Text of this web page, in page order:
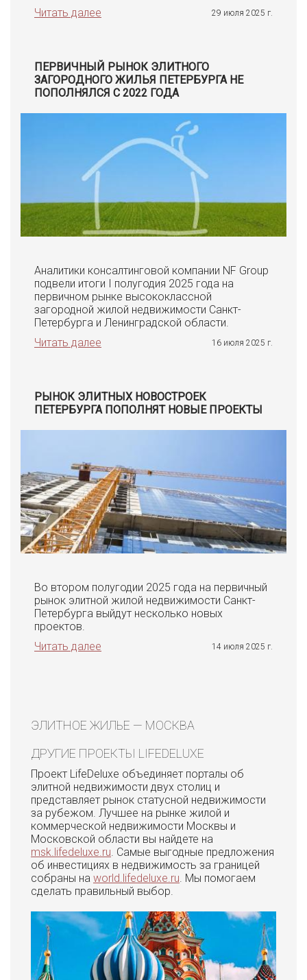
Читать далее
29 июля 2025 г.
ПЕРВИЧНЫЙ РЫНОК ЭЛИТНОГО
ЗАГОРОДНОГО ЖИЛЬЯ ПЕТЕРБУРГА НЕ
ПОПОЛНЯЛСЯ С 2022 ГОДА
Аналитики консалтинговой компании NF Group
подвели итоги I полугодия 2025 года на
первичном рынке высококлассной
загородной жилой недвижимости Санкт-
Петербурга и Ленинградской области.
Читать далее
16 июля 2025 г.
РЫНОК ЭЛИТНЫХ НОВОСТРОЕК
ПЕТЕРБУРГА ПОПОЛНЯТ НОВЫЕ ПРОЕКТЫ
Во втором полугодии 2025 года на первичный
рынок элитной жилой недвижимости Санкт-
Петербурга выйдут несколько новых
проектов.
Читать далее
14 июля 2025 г.
ЭЛИТНОЕ ЖИЛЬЕ — МОСКВА
ДРУГИЕ ПРОЕКТЫ LIFEDELUXE
Проект LifeDeluxe объединяет порталы об
элитной недвижимости двух столиц и
представляет рынок статусной недвижимости
за рубежом. Лучшее на рынке жилой и
коммерческой недвижимости Москвы и
Московской области вы найдете на
msk.lifedeluxe.ru . Самые выгодные предложения
об инвестициях в недвижимость за границей
собраны на world.lifedeluxe.ru . Мы помогаем
сделать правильный выбор.